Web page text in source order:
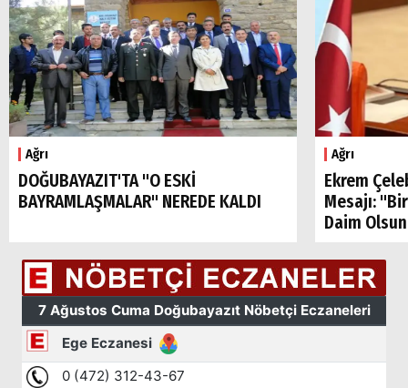
Ağrı
DOĞUBAYAZIT'TA "O ESKİ
BAYRAMLAŞMALAR" NEREDE KALDI
Ağrı
Ekrem
Mesajı:
Daim